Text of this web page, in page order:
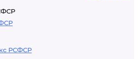
РСФСР